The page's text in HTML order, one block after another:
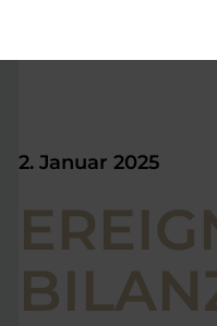
2. Januar 2025